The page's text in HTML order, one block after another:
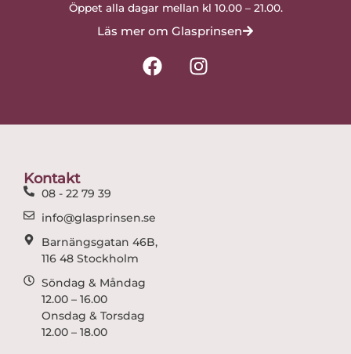
Öppet alla dagar mellan kl 10.00 – 21.00.
Läs mer om Glasprinsen
F
a
I
n
Kontakt
08 - 22 79 39
info@glasprinsen.se
Barnängsgatan 46B,
116 48 Stockholm
Söndag & Måndag
12.00 – 16.00
Onsdag & Torsdag
12.00 – 18.00